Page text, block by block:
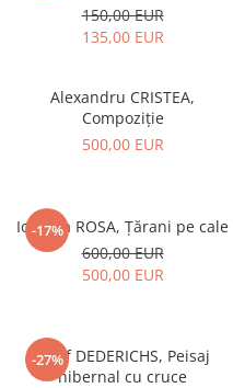
150,00 EUR
135,00 EUR
Alexandru CRISTEA,
Compoziție
500,00 EUR
-17%
Iolanda ROSA, Țărani pe cale
600,00 EUR
500,00 EUR
-27%
Josef DEDERICHS, Peisaj
hibernal cu cruce